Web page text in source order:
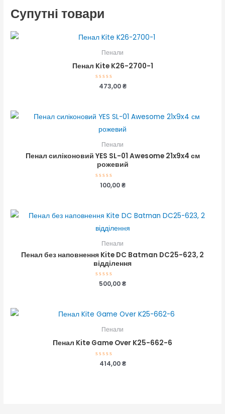
Супутні товари
Пенали
Пенал Kite K26-2700-1
Оцінено
473,00₴
Пенали
Пенал силіконовий YES SL-01 Awesome 21x9x4 см
рожевий
Оцінено
100,00₴
Пенали
Пенал без наповнення Kite DC Batman DC25-623, 2
відділення
Оцінено
500,00₴
Пенали
Пенал Kite Game Over K25-662-6
Оцінено
414,00₴